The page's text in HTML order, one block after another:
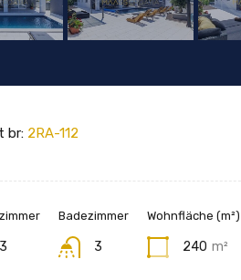
br: 2RA-112
3
Badezimmer
3
Wohnfläche (m²)
240 m²